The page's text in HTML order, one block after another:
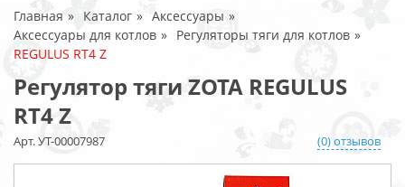
Главная Каталог
Аксессуары
Аксессуары для котлов
Регуляторы тяги для котлов
REGULUS RT4 Z
Регулятор тяги ZOTA REGULUS
RT4 Z
Арт. УТ-00007987 (0) отзывов